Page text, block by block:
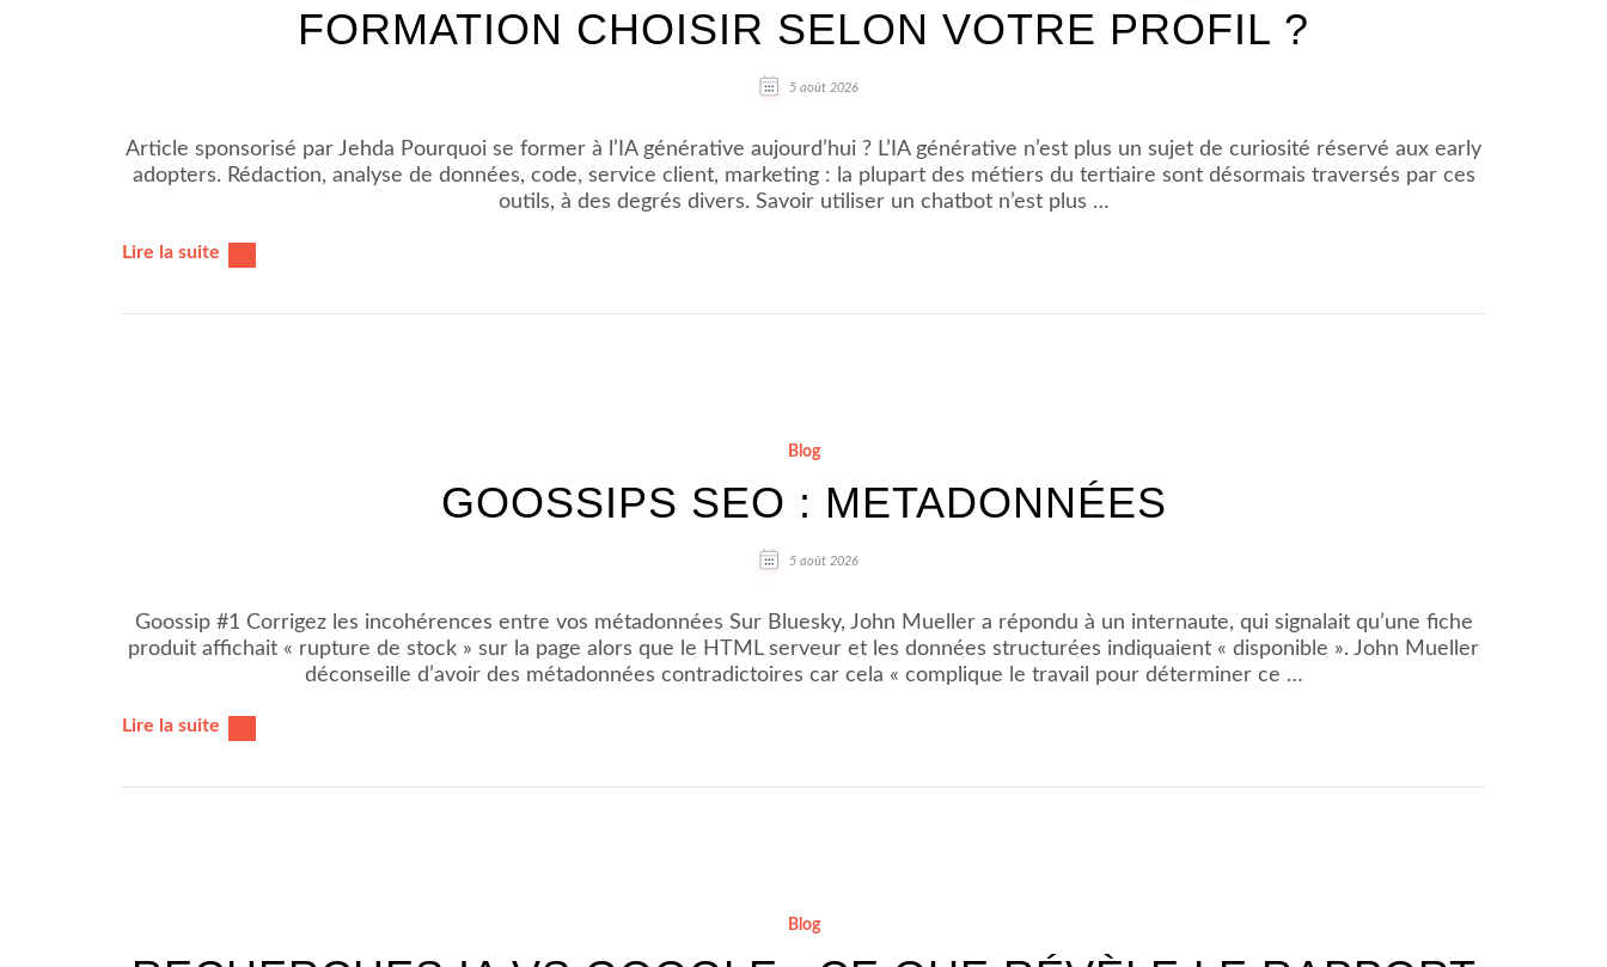
FORMATION CHOISIR SELON VOTRE PROFIL ?
5 août 2026
Article sponsorisé par Jehda Pourquoi se former à l’IA générative aujourd’hui ? L’IA générative n’est plus un sujet de curiosité réservé aux early
adopters. Rédaction, analyse de données, code, service client, marketing : la plupart des métiers du tertiaire sont désormais traversés par ces
outils, à des degrés divers. Savoir utiliser un chatbot n’est plus …
Lire la suite
Blog
GOOSSIPS SEO : METADONNÉES
5 août 2026
Goossip #1 Corrigez les incohérences entre vos métadonnées Sur Bluesky, John Mueller a répondu à un internaute, qui signalait qu’une fiche
produit affichait « rupture de stock » sur la page alors que le HTML serveur et les données structurées indiquaient « disponible ». John Mueller
déconseille d’avoir des métadonnées contradictoires car cela « complique le travail pour déterminer ce …
Lire la suite
Blog